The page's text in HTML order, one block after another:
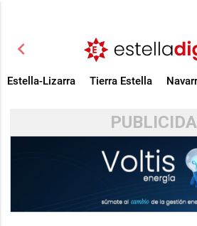
chevron_left
Estella-Lizarra Tierra Estella